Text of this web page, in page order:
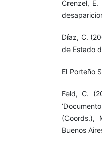
Crenzel,
Díaz, C.
de Estado
El Porteño
Feld, C.
(Coords.),
Buenos